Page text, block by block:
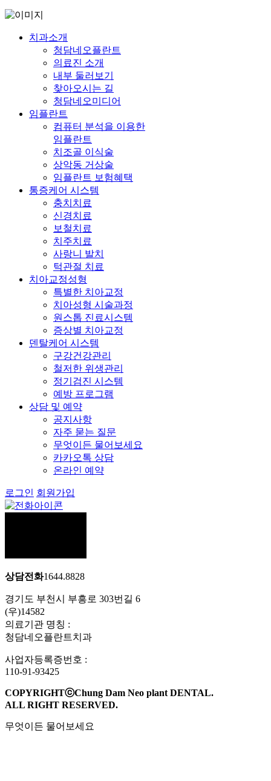
치과소개
청담네오플란트
의료진 소개
내부 둘러보기
찾아오시는 길
청담네오미디어
임플란트
컴퓨터 분석을 이용한
임플란트
치조골 이식술
상악동 거상술
임플란트 보험혜택
통증케어 시스템
충치치료
신경치료
보철치료
치주치료
사랑니 발치
턱관절 치료
치아교정성형
특별한 치아교정
치아성형 시술과정
원스톱 진료시스템
증상별 치아교정
덴탈케어 시스템
구강건강관리
철저한 위생관리
정기검진 시스템
예방 프로그램
상담 및 예약
공지사항
자주 묻는 질문
무엇이든 물어보세요
카카오톡 상담
온라인 예약
로그인 회원가입
상담전화1644.8828
경기도 부천시 부흥로 303번길 6
(우)14582
의료기관 명칭 :
청담네오플란트치과
사업자등록증번호 :
110-91-93425
COPYRIGHTⓒChung Dam Neo plant DENTAL.
ALL RIGHT RESERVED.
무엇이든 물어보세요